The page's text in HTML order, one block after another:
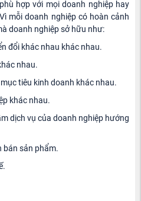
hợp với mọi doanh nghiệp hay
mỗi doanh nghiệp có hoàn cảnh
doanh nghiệp sở hữu như:
đổi khác nhau khác nhau.
nhau.
tiêu kinh doanh khác nhau.
khác nhau.
dịch vụ của doanh nghiệp hướng
bán sản phẩm.